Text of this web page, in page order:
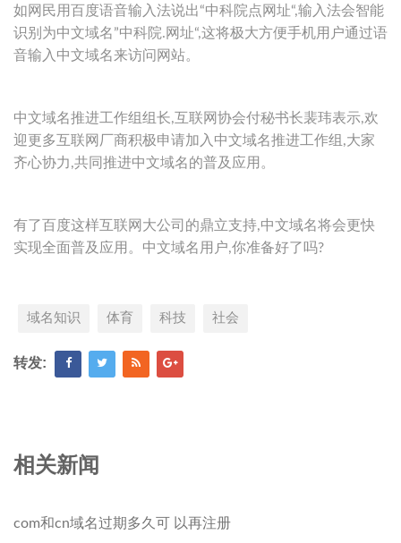
如网民用百度语音输入法说出“中科院点网址“,输入法会智能
识别为中文域名”中科院.网址“,这将极大方便手机用户通过语
音输入中文域名来访问网站。
中文域名推进工作组组长,互联网协会付秘书长裴玮表示,欢
迎更多互联网厂商积极申请加入中文域名推进工作组,大家
齐心协力,共同推进中文域名的普及应用。
有了百度这样互联网大公司的鼎立支持,中文域名将会更快
实现全面普及应用。中文域名用户,你准备好了吗?
域名知识 体育 科技 社会
转发:
相关新闻
com和cn域名过期多久可 以再注册